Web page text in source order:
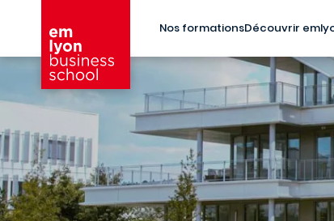
Nos formationsDécouvrir